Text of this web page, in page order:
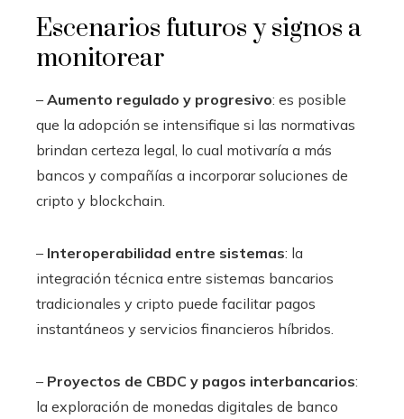
Escenarios futuros y signos a
monitorear
– Aumento regulado y progresivo: es posible
que la adopción se intensifique si las normativas
brindan certeza legal, lo cual motivaría a más
bancos y compañías a incorporar soluciones de
cripto y blockchain.
– Interoperabilidad entre sistemas: la
integración técnica entre sistemas bancarios
tradicionales y cripto puede facilitar pagos
instantáneos y servicios financieros híbridos.
– Proyectos de CBDC y pagos interbancarios:
la exploración de monedas digitales de banco